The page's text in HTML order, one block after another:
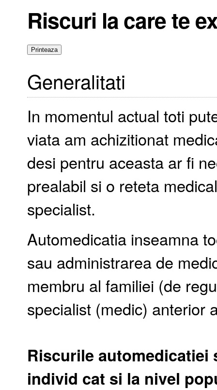
Riscuri la care te
Generalitati
In momentul actual toti
viata am achizitionat
desi pentru aceasta ar fi
prealabil si o reteta
specialist.
Automedicatia inseamna
sau administrarea de
membru al familiei (de
specialist (medic) anterior
Riscurile automedicatiei
individ cat si la nivel